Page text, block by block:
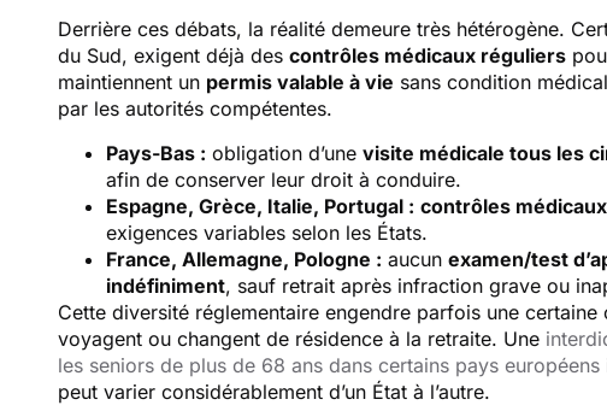
Derrière ces débats, la réalité demeure très hétérogène.
du Sud, exigent déjà des contrôles médicaux réguliers
maintiennent un permis valable à vie sans condition
par les autorités compétentes.
Pays-Bas : obligation d’une visite médicale tous les
afin de conserver leur droit à conduire.
Espagne, Grèce, Italie, Portugal : contrôles
exigences variables selon les États.
France, Allemagne, Pologne : aucun examen/test
indéfiniment, sauf retrait après infraction grave ou
Cette diversité réglementaire engendre parfois une
voyagent ou changent de résidence à la retraite. Une
les seniors de plus de 68 ans dans certains pays européens
peut varier considérablement d’un État à l’autre.